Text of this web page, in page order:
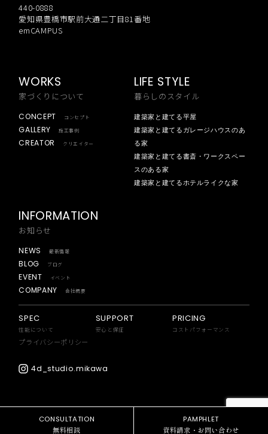
440-0888
愛知県豊橋市駅前大通二丁目81番地
emCAMPUS
WORKS
家づくりについて
CONCEPT コンセプト
GALLERY 施工事例
CREATOR クリエイター
LIFE STYLE
暮らしのスタイル
建築家と建てる平屋
建築家と建てるガレージハウスのあ
る家
建築家と建てる書斎・ワークスペー
スのある家
建築家と建てるホテルライクな家
INFORMATION
お知らせ
NEWS 最新情報
BLOG ブログ
EVENT イベント
COMPANY 会社概要
4d_studio.mikawa
SPEC
性能について
SUPPORT
安心と保証
PRICING
コストパフォーマンス
プライバシーポリシー
CONSULTATION
無料相談
PAMPHLET
資料請求・お問い合わせ